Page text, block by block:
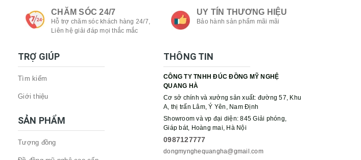
CHĂM SÓC 24/7
Hỗ trợ chăm sóc khách hàng 24/7,
Liên hệ giải đáp mọi thắc mắc
UY TÍN THƯƠNG HIỆU
Bảo hành sản phẩm mãi mãi
TRỢ GIÚP
Tìm kiếm
Giới thiệu
SẢN PHẨM
Tượng đồng
THÔNG TIN
CÔNG TY TNHH ĐÚC ĐỒNG MỸ NGHỆ
QUANG HÀ
Cơ sở chính và xưởng sản xuất: đường 57, Khu
A, thị trấn Lâm, Ý Yên, Nam Định
Showroom và vp đại diện: 845 Giải phóng,
Giáp bát, Hoàng mai, Hà Nội
0987127777
dongmynghequangha@gmail.com